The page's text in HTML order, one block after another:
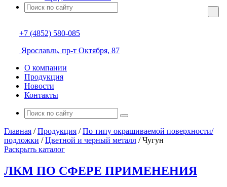
+7 (4852) 580-085
Ярославль, пр-т Октября, 87
О компании
Продукция
Новости
Контакты
Главная /Продукция /По типу окрашиваемой поверхности/
подложки /Цветной и черный металл /Чугун
Раскрыть каталог
ЛКМ ПО СФЕРЕ ПРИМЕНЕНИЯ